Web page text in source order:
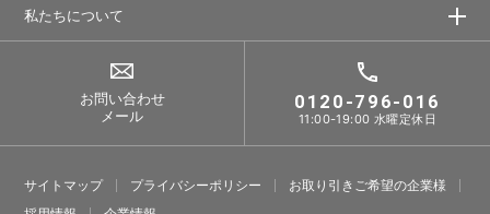
私たちについて
お問い合わせ
メール
0120-796-016
11:00-19:00 水曜定休日
サイトマップ プライバシーポリシー
お取り引きご希望の企業様